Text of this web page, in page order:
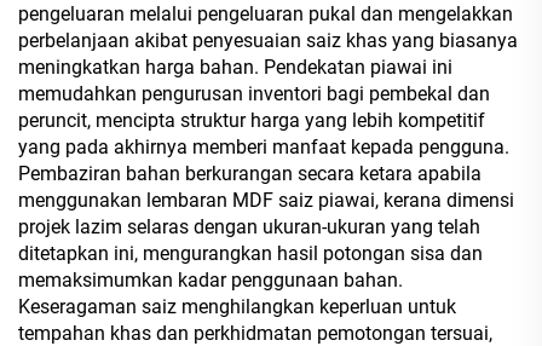
pengeluaran melalui pengeluaran pukal dan mengelakkan
perbelanjaan akibat penyesuaian saiz khas yang biasanya
meningkatkan harga bahan. Pendekatan piawai ini
memudahkan pengurusan inventori bagi pembekal dan
peruncit, mencipta struktur harga yang lebih kompetitif
yang pada akhirnya memberi manfaat kepada pengguna.
Pembaziran bahan berkurangan secara ketara apabila
menggunakan lembaran MDF saiz piawai, kerana dimensi
projek lazim selaras dengan ukuran-ukuran yang telah
ditetapkan ini, mengurangkan hasil potongan sisa dan
memaksimumkan kadar penggunaan bahan.
Keseragaman saiz menghilangkan keperluan untuk
tempahan khas dan perkhidmatan pemotongan tersuai,